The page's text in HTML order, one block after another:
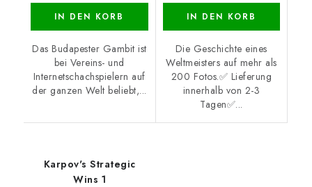
IN DEN KORB
Das Budapester Gambit ist
bei Vereins- und
Internetschachspielern auf
der ganzen Welt beliebt,...
IN DEN KORB
Die Geschichte eines
Weltmeisters auf mehr als
200 Fotos.✅ Lieferung
innerhalb von 2-3
Tagen✅...
Karpov's Strategic
Wins 1